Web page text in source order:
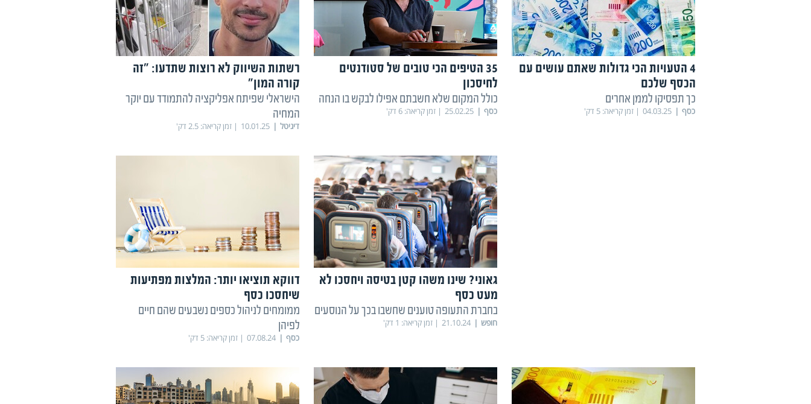
4 הטעויות הכי גדולות שאתם עושים עם
הכסף שלכם
כך תפסיקו לממן אחרים
כסף 04.03.25 זמן קריאה:5 דק'
35 הטיפים הכי טובים של סטודנטים
לחיסכון
כולל המקום שלא חשבתם אפילו לבקש בו הנחה
כסף 25.02.25 זמן קריאה:6 דק'
רשתות השיווק לא רוצות שתדעו: "זה
קורה המון"
הישראלי שפיתח אפליקציה להתמודד עם יוקר
המחיה
דיגיטל 10.01.25 זמן קריאה:2.5 דק'
גאוני? שינו משהו קטן בטיסה ויחסכו לא
מעט כסף
בחברת התעופה טוענים שחשבו בכך על הנוסעים
חופש 21.10.24 זמן קריאה: 1 דק'
דווקא תוציאו יותר: המלצות מפתיעות
שיחסכו כסף
ממומחים לניהול כספים נשבעים שהם חיים
לפיהן
כסף 07.08.24 זמן קריאה:5 דק'